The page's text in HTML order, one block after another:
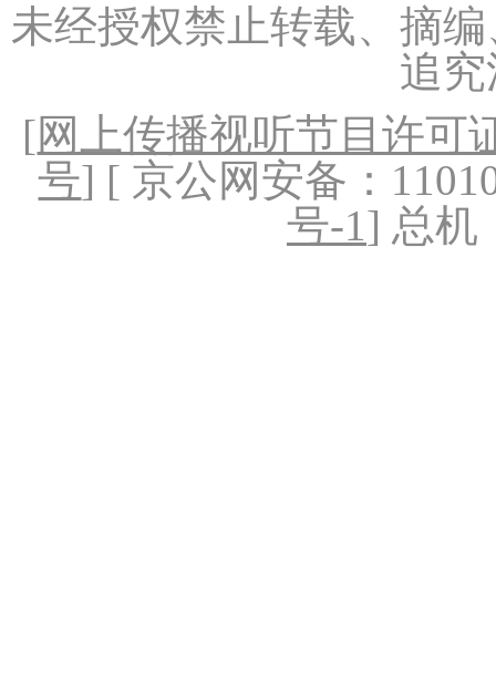
未经授权禁止转载、摘
追
[网上传播视听节目许可
号] [ 京公网安备：
号-1] 总机